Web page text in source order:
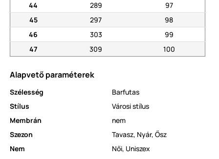
44
289
97
45
297
98
46
303
99
47
309 100
Alapvető paraméterek
Szélesség
Barfutas
Stílus
Városi stílus
Membrán
nem
Szezon
Tavasz, Nyár, Ősz
Nem
Női, Uniszex